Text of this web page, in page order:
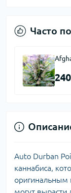
Часто
Auto Durban
каннабиса,
оригинальным